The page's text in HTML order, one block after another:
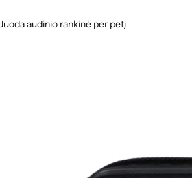
Juoda audinio rankinė per petį